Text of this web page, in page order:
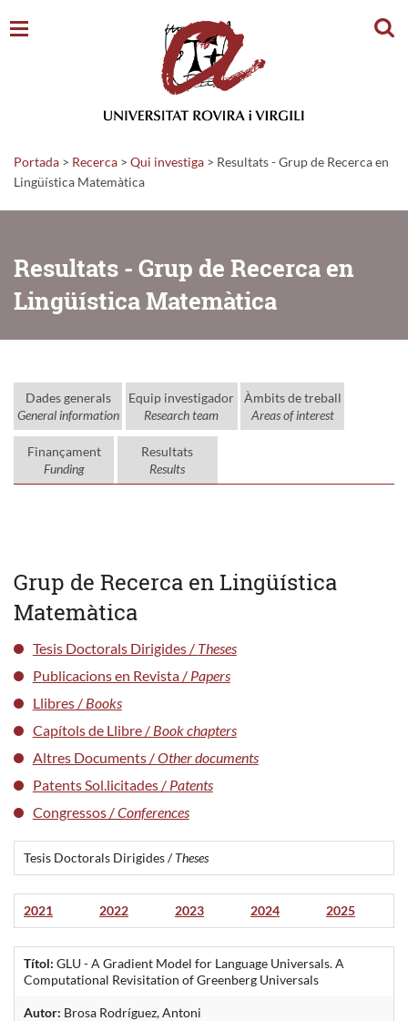
Portada > Recerca > Qui investiga > Resultats - Grup de Recerca en
Lingüística Matemàtica
Resultats - Grup de Recerca en
Lingüística Matemàtica
Dades generals
General information
Equip investigador
Research team
Àmbits de treball
Areas of interest
Finançament
Funding
Resultats
Results
Grup de Recerca en Lingüística
Matemàtica
Tesis Doctorals Dirigides / Theses
Publicacions en Revista / Papers
Llibres / Books
Capítols de Llibre / Book chapters
Altres Documents /Other documents
Patents Sol.licitades / Patents
Congressos /Conferences
Tesis Doctorals Dirigides /Theses
2021 2022 2023 2024 2025
Títol: GLU - A Gradient Model for Language Universals. A
Computational Revisitation of Greenberg Universals
Autor: Brosa Rodríguez, Antoni